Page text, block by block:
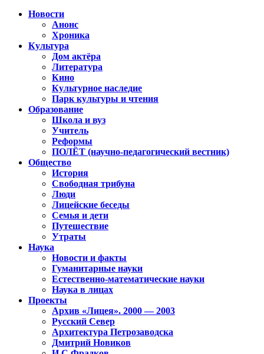
Новости
Анонс
Хроника
Культура
Дом актёра
Литература
Кино
Культурное наследие
Парк культуры и чтения
Образование
Школа и вуз
Учитель
Реформы
ПОЛЁТ (научно-педагогический вестник)
Общество
История
Свободная трибуна
Люди
Лицейские беседы
Семья и дети
Путешествие
Утраты
Наука
Новости и факты
Гуманитарные науки
Естественно-математические науки
Наука в лицах
Проекты
Архив «Лицея». 2000 — 2003
Русский Север
Архитектура Петрозаводска
Дмитрий Новиков